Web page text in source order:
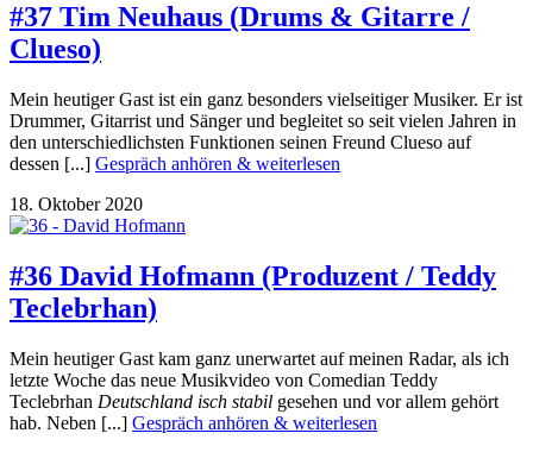
#37 Tim Neuhaus (Drums & Gitarre /
Clueso)
Mein heutiger Gast ist ein ganz besonders vielseitiger Musiker. Er ist
Drummer, Gitarrist und Sänger und begleitet so seit vielen Jahren in
den unterschiedlichsten Funktionen seinen Freund Clueso auf
dessen [...] Gespräch anhören & weiterlesen
18. Oktober 2020
#36 David Hofmann (Produzent / Teddy
Teclebrhan)
Mein heutiger Gast kam ganz unerwartet auf meinen Radar, als ich
letzte Woche das neue Musikvideo von Comedian Teddy
Teclebrhan Deutschland isch stabil gesehen und vor allem gehört
hab. Neben [...] Gespräch anhören & weiterlesen